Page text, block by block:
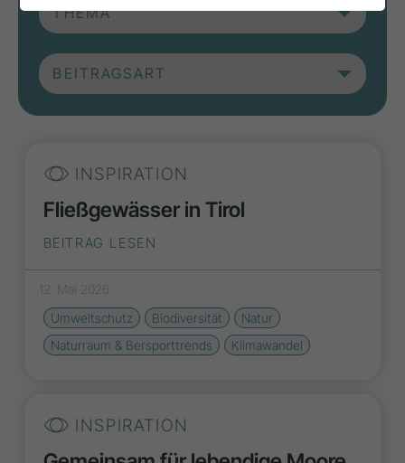
INSPIRATION
Fließgewässer in Tirol
BEITRAG LESEN
12. Mai 2026
Umweltschutz
Biodiversität
Natur
Naturraum & Bersporttrends
Klimawandel
INSPIRATION